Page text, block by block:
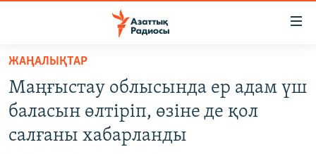
Skip
main
content
САЯСАТ
ЖАҢАЛЫҚТАР
Маңғыстау облысында ер адам үш
баласын өлтіріп, өзіне де қол
салғаны хабарланды